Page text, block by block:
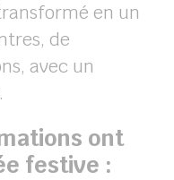
en un
de
avec un
ont
festive :